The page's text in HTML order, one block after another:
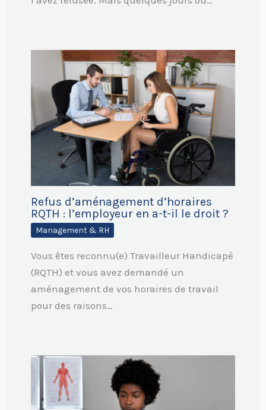
Refus d’aménagement d’horaires
RQTH : l’employeur en a-t-il le droit ?
Management & RH
Vous êtes reconnu(e) Travailleur Handicapé
(RQTH) et vous avez demandé un
aménagement de vos horaires de travail
pour des raisons…